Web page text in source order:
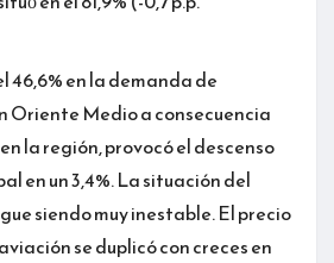
46,6% en la demanda de
Oriente Medio a consecuencia
la región, provocó el descenso
en un 3,4%. La situación del
siendo muy inestable. El precio
se duplicó con creces en